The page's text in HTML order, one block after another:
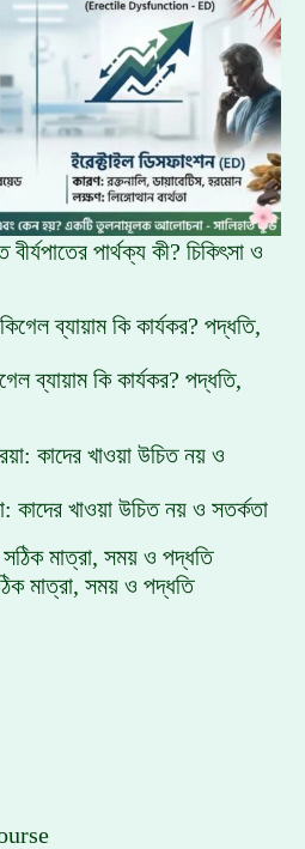
পার্থক্য কী? চিকিৎসা ও
ব্যায়াম কি কার্যকর? পদ্ধতি,
কাদের খাওয়া উচিত নয় ও সতর্কতা
মাত্রা, সময় ও পদ্ধতি